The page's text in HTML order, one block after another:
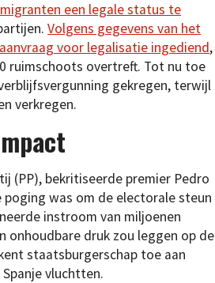
een legale status te
Volgens gegevens van het
voor legalisatie ingediend,
ruimschoots overtreft. Tot nu toe
gekregen, terwijl
verkregen.
(PP), bekritiseerde premier Pedro
was om de electorale steun
instroom van miljoenen
onhoudbare druk zou leggen op de
staatsburgerschap toe aan
vluchtten.